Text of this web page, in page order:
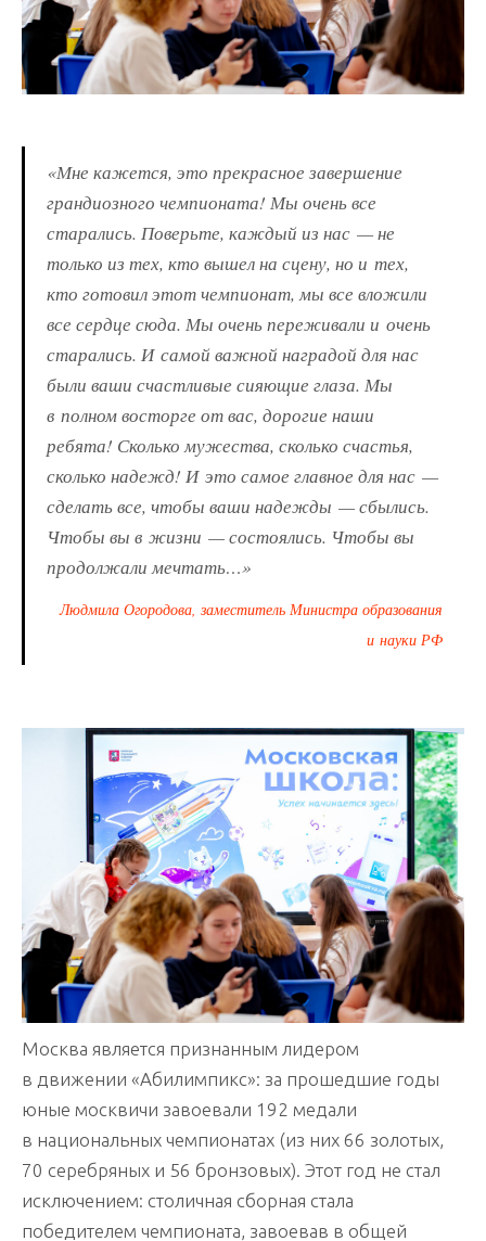
«Мне кажется, это прекрасное завершение
грандиозного чемпионата! Мы очень все
старались. Поверьте, каждый из нас — не
только из тех, кто вышел на сцену, но и тех,
кто готовил этот чемпионат, мы все вложили
все сердце сюда. Мы очень переживали и очень
старались. И самой важной наградой для нас
были ваши счастливые сияющие глаза. Мы
в полном восторге от вас, дорогие наши
ребята! Сколько мужества, сколько счастья,
сколько надежд! И это самое главное для нас —
сделать все, чтобы ваши надежды — сбылись.
Чтобы вы в жизни — состоялись. Чтобы вы
продолжали мечтать…»
Людмила Огородова, заместитель Министра образования
и науки РФ
Москва является признанным лидером
в движении «Абилимпикс»: за прошедшие годы
юные москвичи завоевали 192 медали
в национальных чемпионатах (из них 66 золотых,
70 серебряных и 56 бронзовых). Этот год не стал
исключением: столичная сборная стала
победителем чемпионата, завоевав в общей